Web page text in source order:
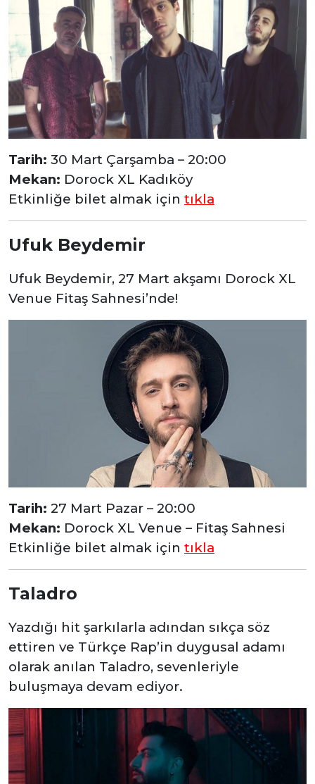
Tarih: 30 Mart Çarşamba – 20:00
Mekan: Dorock XL Kadıköy
Etkinliğe bilet almak için tıkla
Ufuk Beydemir
Ufuk Beydemir, 27 Mart akşamı Dorock XL
Venue Fitaş Sahnesi’nde!
Tarih: 27 Mart Pazar – 20:00
Mekan: Dorock XL Venue – Fitaş Sahnesi
Etkinliğe bilet almak için tıkla
Taladro
Yazdığı hit şarkılarla adından sıkça söz
ettiren ve Türkçe Rap’in duygusal adamı
olarak anılan Taladro, sevenleriyle
buluşmaya devam ediyor.